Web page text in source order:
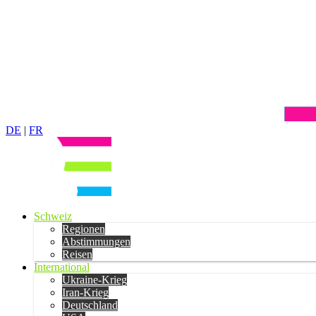
DE | FR
Schweiz
Regionen
Abstimmungen
Reisen
International
Ukraine-Krieg
Iran-Krieg
Deutschland